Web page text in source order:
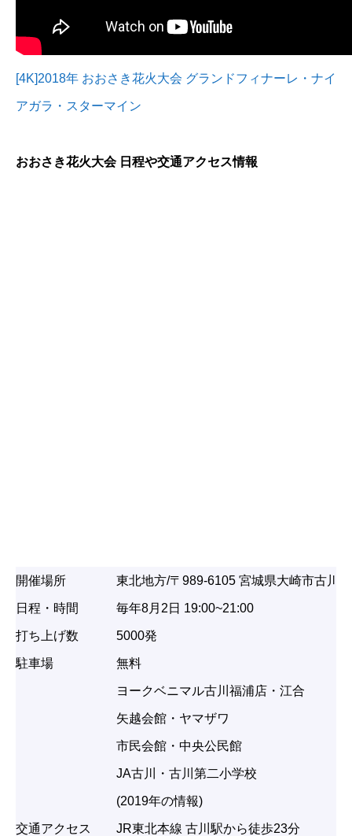
[4K]2018年 おおさき花火大会 グランドフィナーレ・ナイ
アガラ・スターマイン
おおさき花火大会 日程や交通アクセス情報
開催場所 東北地方/〒989-6105 宮城県大崎市古川
日程・時間 毎年8月2日 19:00~21:00
打ち上げ数 5000発
駐車場 無料
ヨークベニマル古川福浦店・江合
矢越会館・ヤマザワ
市民会館・中央公民館
JA古川・古川第二小学校
(2019年の情報)
交通アクセス JR東北本線 古川駅から徒歩23分